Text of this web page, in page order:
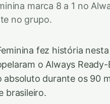
marca 8 a 1 no
no grupo.
fez história
o Always
absoluto durante os 90
brasileiro.